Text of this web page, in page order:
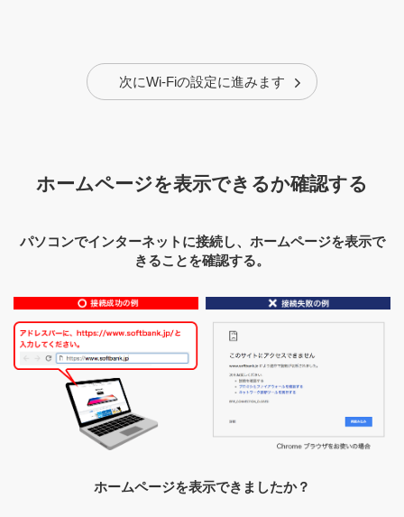
次にWi-Fiの設定に進みます
ホームページを表示できるか確認する
パソコンでインターネットに接続し、ホームページを表示で
きることを確認する。
ホームページを表示できましたか？